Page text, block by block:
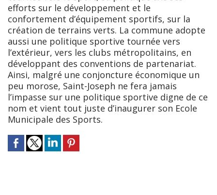
efforts sur le développement et le
confortement d’équipement sportifs, sur la
création de terrains verts. La commune adopte
aussi une politique sportive tournée vers
l’extérieur, vers les clubs métropolitains, en
développant des conventions de partenariat.
Ainsi, malgré une conjoncture économique un
peu morose, Saint-Joseph ne fera jamais
l’impasse sur une politique sportive digne de ce
nom et vient tout juste d’inaugurer son Ecole
Municipale des Sports.